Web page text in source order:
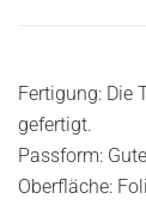
Fertigung: Die
gefertigt.
Passform:
Oberfläche: